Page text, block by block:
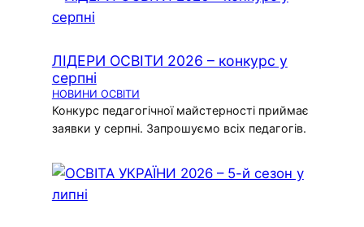
ЛІДЕРИ ОСВІТИ 2026 – конкурс у
серпні
НОВИНИ ОСВІТИ
Конкурс педагогічної майстерності приймає
заявки у серпні. Запрошуємо всіх педагогів.